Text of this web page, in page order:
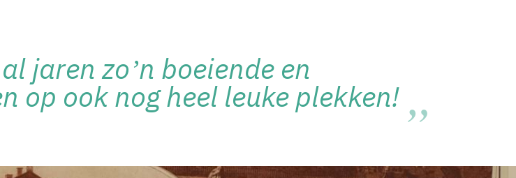
jaren zo’n boeiende en
op ook nog heel leuke plekken!